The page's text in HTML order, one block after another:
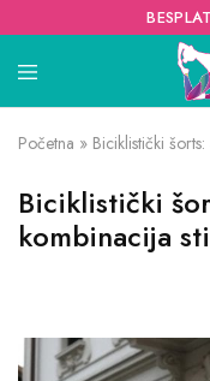
Početna » Biciklistički
Biciklistički
kombinacija